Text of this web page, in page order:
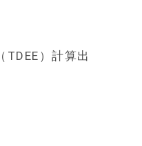
）計算出